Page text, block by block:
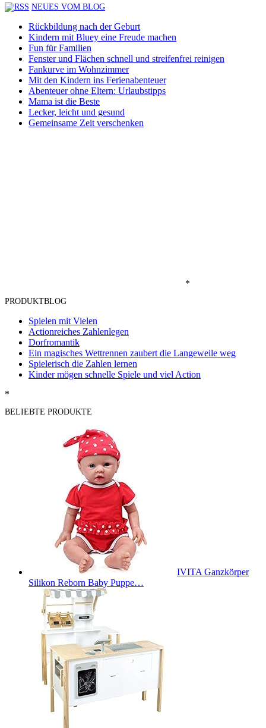
NEUES VOM BLOG
Rückbildung nach der Geburt
Kindern mit Bluey eine Freude machen
Fun für Familien
Fenster und Flächen schnell und streifenfrei reinigen
Fankurve im Wohnzimmer
Mit den Kindern ins Ferienabenteuer
Abenteuer ohne Eltern: Urlaubstipps
Mama ist die Beste
Lecker, leicht und gesund
Gemeinsame Zeit verschenken
*
PRODUKTBLOG
Spielen mit Vielen
Actionreiches Zahlenlegen
Dorfromantik
Ein magisches Wettrennen zaubert die Langeweile weg
Spielerisch die Zahlen lernen
Kinder mögen schnelle Spiele und viel Action
*
BELIEBTE PRODUKTE
IVITA Ganzkörper
Silikon Reborn Baby Puppe…